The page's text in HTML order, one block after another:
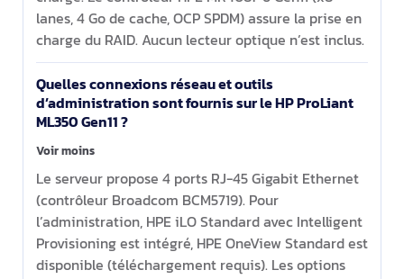
lanes, 4 Go de cache, OCP SPDM) assure la prise en
charge du RAID. Aucun lecteur optique n’est inclus.
Quelles connexions réseau et outils
d’administration sont fournis sur le HP ProLiant
ML350 Gen11 ?
Voir moins
Le serveur propose 4 ports RJ-45 Gigabit Ethernet
(contrôleur Broadcom BCM5719). Pour
l’administration, HPE iLO Standard avec Intelligent
Provisioning est intégré, HPE OneView Standard est
disponible (téléchargement requis). Les options